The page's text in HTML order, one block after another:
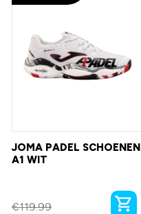
JOMA PADEL SCHOENEN
A1 WIT
€119.99